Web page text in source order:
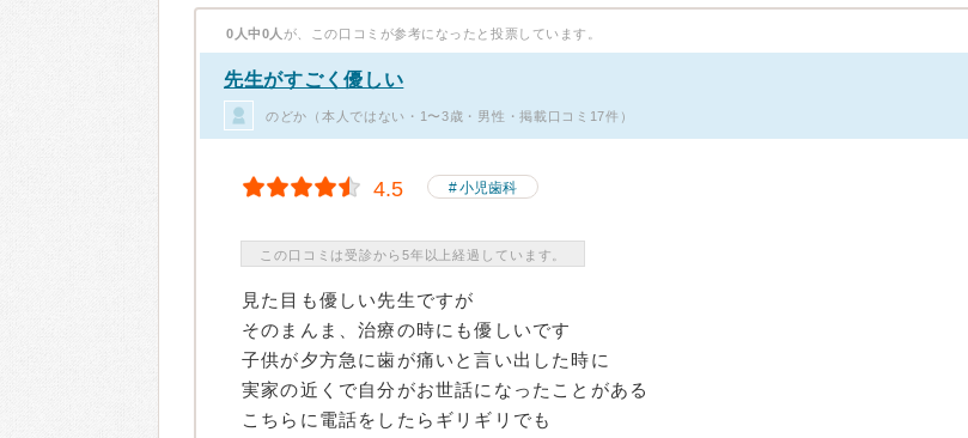
0人中0人 が、この口コミが参考になったと投票しています。
先生がすごく優しい
のどか（本人ではない・1〜3歳・男性・掲載口コミ17件）
4.5 小児歯科
この口コミは受診から5年以上経過しています。
見た目も優しい先生ですが
そのまんま、治療の時にも優しいです
子供が夕方急に歯が痛いと言い出した時に
実家の近くで自分がお世話になったことがある
こちらに電話をしたらギリギリでも